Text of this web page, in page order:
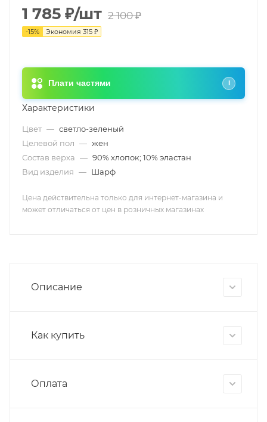
1 785 ₽/шт 2 100₽
-15% Экономия 315 ₽
Плати частями i
Характеристики
Цвет — светло-зеленый
Целевой пол — жен
Состав верха — 90% хлопок; 10% эластан
Вид изделия — Шарф
Цена действительна только для интернет-магазина и
может отличаться от цен в розничных магазинах
Описание
Как купить
Оплата